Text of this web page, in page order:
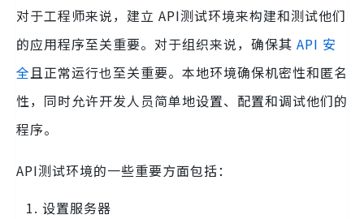
对于工程师来说，建立 API测试环境来构建和测试他们
的应用程序至关重要。对于组织来说，确保其 API 安
全且正常运行也至关重要。本地环境确保机密性和匿名
性，同时允许开发人员简单地设置、配置和调试他们的
程序。
API测试环境的一些重要方面包括：
设置服务器